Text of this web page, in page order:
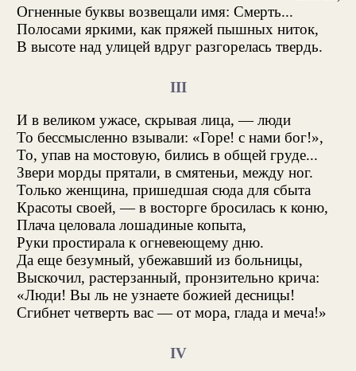
Огненные буквы возвещали имя: Смерть...
Полосами яркими, как пряжей пышных ниток,
В высоте над улицей вдруг разгорелась твердь.
III
И в великом ужасе, скрывая лица, — люди
То бессмысленно взывали: «Горе! с нами бог!»,
То, упав на мостовую, бились в общей груде...
Звери морды прятали, в смятеньи, между ног.
Только женщина, пришедшая сюда для сбыта
Красоты своей, — в восторге бросилась к коню,
Плача целовала лошадиные копыта,
Руки простирала к огневеющему дню.
Да еще безумный, убежавший из больницы,
Выскочил, растерзанный, пронзительно крича:
«Люди! Вы ль не узнаете божией десницы!
Сгибнет четверть вас — от мора, глада и меча!»
IV